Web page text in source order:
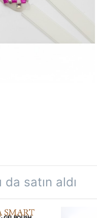
satın aldı